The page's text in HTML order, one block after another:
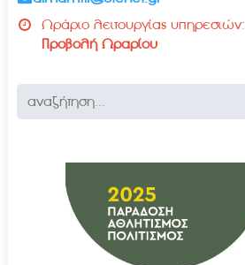
Ωράριο λειτουργίας υπηρεσιών:
Προβολή Ωραρίου